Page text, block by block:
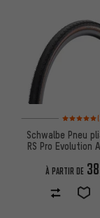
Note
Schwalbe Pneu
RS Pro Evolution
À PARTIR DE